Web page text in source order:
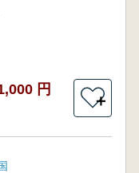
円
＋